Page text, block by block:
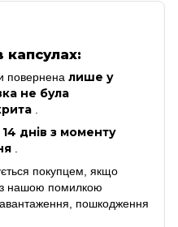
капсулах:
повернена лише у
не була
днів з моменту
покупцем, якщо
нашою помилкою
пошкодження